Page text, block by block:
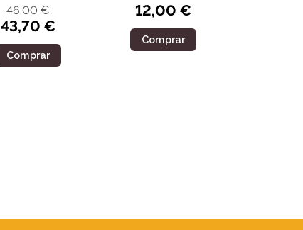
46,00 €
43,70 €
Comprar
12,00 €
Comprar